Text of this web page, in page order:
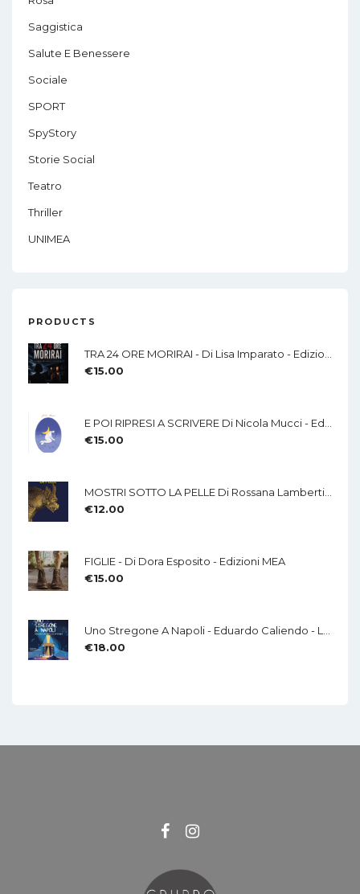
Saggistica
Salute E Benessere
Sociale
SPORT
SpyStory
Storie Social
Teatro
Thriller
UNIMEA
PRODUCTS
€15.00
€15.00
€12.00
FIGLIE - Di Dora Esposito - Edizioni MEA
€15.00
€18.00